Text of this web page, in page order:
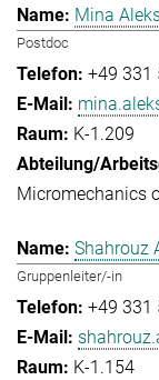
Mina
Postdoc
+49 331
K-1.209
Micromechanics
Shahrouz
Gruppenleiter/-in
+49 331
K-1.154